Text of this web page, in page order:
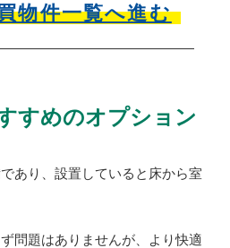
物件一覧へ進む
すめのオプション
あり、設置していると床から室
問題はありませんが、より快適